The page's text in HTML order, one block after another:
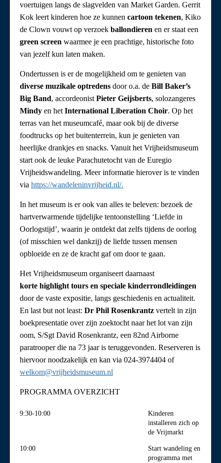
voertuigen langs de slagvelden van Market Garden. Gerrit
Kok leert kinderen hoe ze kunnen cartoon tekenen, Kiko
de Clown vouwt op verzoek ballondieren en er staat een
green screen waarmee je een prachtige, historische foto
van jezelf kun laten maken.
Ondertussen is er de mogelijkheid om te genieten van
diverse muzikale optredens door o.a. de Bill Baker’s
Big Band, accordeonist Pieter Geijsberts, solozangeres
Mindy en het International Liberation Choir. Op het
terras van het museumcafé, maar ook bij de diverse
foodtrucks op het buitenterrein, kun je genieten van
heerlijke drankjes en snacks. Vanuit het Vrijheidsmuseum
start ook de leuke Parachutetocht van de Euregio
Vrijheidswandeling. Meer informatie hierover is te vinden
via https://wandeleninvrijheid.nl/.
In het museum is er ook van alles te beleven: bezoek de
hartverwarmende tijdelijke tentoonstelling ‘Liefde in
Oorlogstijd’, waarin je ontdekt dat zelfs tijdens de oorlog
(of misschien wel dankzij) de liefde tussen mensen
opbloeide en ze de kracht gaf om door te gaan.
Het Vrijheidsmuseum organiseert daarnaast
korte highlight tours en speciale kinderrondleidingen
door de vaste expositie, langs geschiedenis en actualiteit.
En last but not least: Dr Phil Rosenkrantz vertelt in zijn
boekpresentatie over zijn zoektocht naar het lot van zijn
oom, S/Sgt David Rosenkrantz, een 82nd Airborne
paratrooper die na 73 jaar is teruggevonden. Reserveren is
hiervoor noodzakelijk en kan via 024-3974404 of
welkom@vrijheidsmuseum.nl
PROGRAMMA OVERZICHT
9:30-10:00
Kinderen
installeren zich op
de Vrijmarkt
10:00
Start wandeling en
programma met